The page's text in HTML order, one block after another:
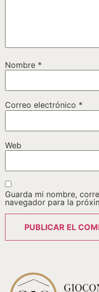
Nombre *
Correo electrónico *
Web
Guarda mi nombre,
navegador para la